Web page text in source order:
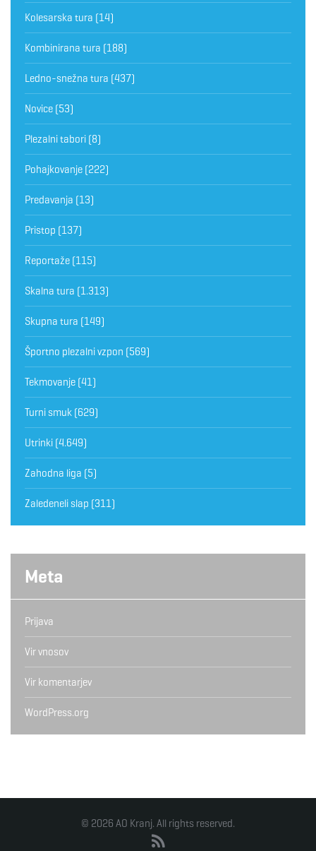
Kolesarska tura (14)
Kombinirana tura (188)
Ledno-snežna tura (437)
Novice (53)
Plezalni tabori (8)
Pohajkovanje (222)
Predavanja (13)
Pristop (137)
Reportaže (115)
Skalna tura (1.313)
Skupna tura (149)
Športno plezalni vzpon (569)
Tekmovanje (41)
Turni smuk (629)
Utrinki (4.649)
Zahodna liga (5)
Zaledeneli slap (311)
Meta
Prijava
Vir vnosov
Vir komentarjev
WordPress.org
© 2026 AO Kranj. All rights reserved.